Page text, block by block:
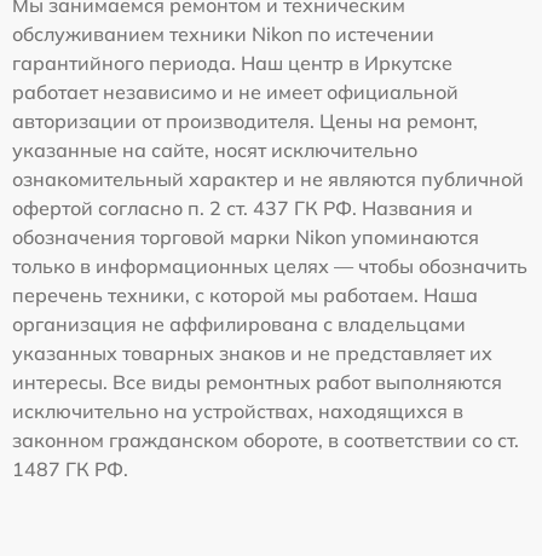
обслуживанием техники Nikon по истечении
гарантийного периода. Наш центр в Иркутске
работает независимо и не имеет официальной
авторизации от производителя. Цены на ремонт,
указанные на сайте, носят исключительно
ознакомительный характер и не являются публичной
офертой согласно п. 2 ст. 437 ГК РФ. Названия и
обозначения торговой марки Nikon упоминаются
только в информационных целях — чтобы обозначить
перечень техники, с которой мы работаем. Наша
организация не аффилирована с владельцами
указанных товарных знаков и не представляет их
интересы. Все виды ремонтных работ выполняются
исключительно на устройствах, находящихся в
законном гражданском обороте, в соответствии со ст.
1487 ГК РФ.